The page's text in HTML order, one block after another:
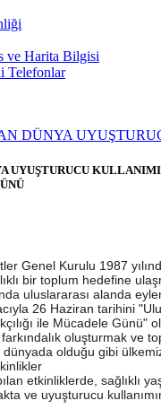
ve Harita Bilgisi
Telefonlar
DÜNYA
UYUŞTURUCU
Genel Kurulu 1987
bir toplum hedefine
uluslararası alanda
26 Haziran tarihini
ile Mücadele Günü"
oluşturmak ve
dünyada olduğu gibi
etkinliklerde, sağlıklı
ve uyuşturucu